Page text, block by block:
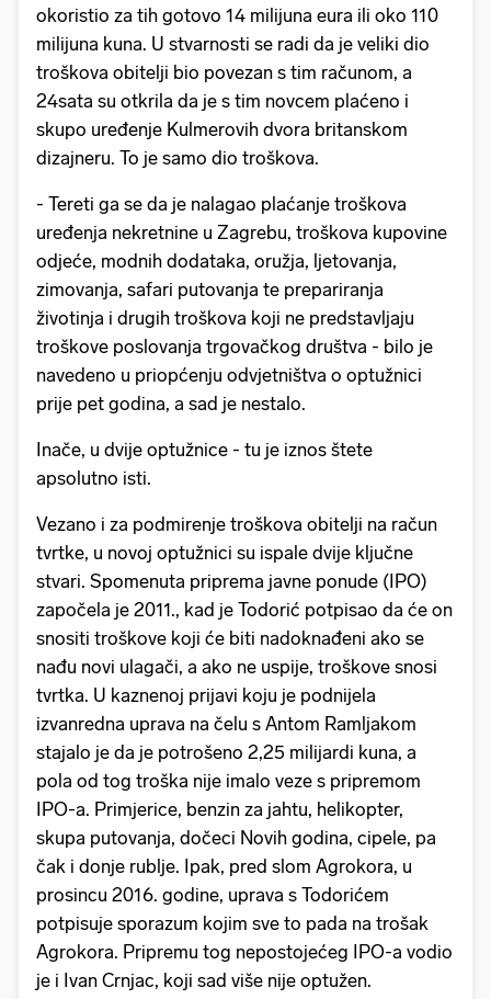
okoristio za tih gotovo 14 milijuna eura ili oko 110
milijuna kuna. U stvarnosti se radi da je veliki dio
troškova obitelji bio povezan s tim računom, a
24sata su otkrila da je s tim novcem plaćeno i
skupo uređenje Kulmerovih dvora britanskom
dizajneru. To je samo dio troškova.
- Tereti ga se da je nalagao plaćanje troškova
uređenja nekretnine u Zagrebu, troškova kupovine
odjeće, modnih dodataka, oružja, ljetovanja,
zimovanja, safari putovanja te prepariranja
životinja i drugih troškova koji ne predstavljaju
troškove poslovanja trgovačkog društva - bilo je
navedeno u priopćenju odvjetništva o optužnici
prije pet godina, a sad je nestalo.
Inače, u dvije optužnice - tu je iznos štete
apsolutno isti.
Vezano i za podmirenje troškova obitelji na račun
tvrtke, u novoj optužnici su ispale dvije ključne
stvari. Spomenuta priprema javne ponude (IPO)
započela je 2011., kad je Todorić potpisao da će on
snositi troškove koji će biti nadoknađeni ako se
nađu novi ulagači, a ako ne uspije, troškove snosi
tvrtka. U kaznenoj prijavi koju je podnijela
izvanredna uprava na čelu s Antom Ramljakom
stajalo je da je potrošeno 2,25 milijardi kuna, a
pola od tog troška nije imalo veze s pripremom
IPO-a. Primjerice, benzin za jahtu, helikopter,
skupa putovanja, dočeci Novih godina, cipele, pa
čak i donje rublje. Ipak, pred slom Agrokora, u
prosincu 2016. godine, uprava s Todorićem
potpisuje sporazum kojim sve to pada na trošak
Agrokora. Pripremu tog nepostojećeg IPO-a vodio
je i Ivan Crnjac, koji sad više nije optužen.